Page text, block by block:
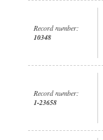
Record number:
10348
Record number:
1-23658